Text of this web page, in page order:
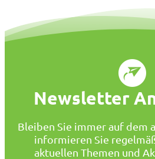
Newsletter
Bleiben Sie immer auf dem
informieren Sie
aktuellen Themen und